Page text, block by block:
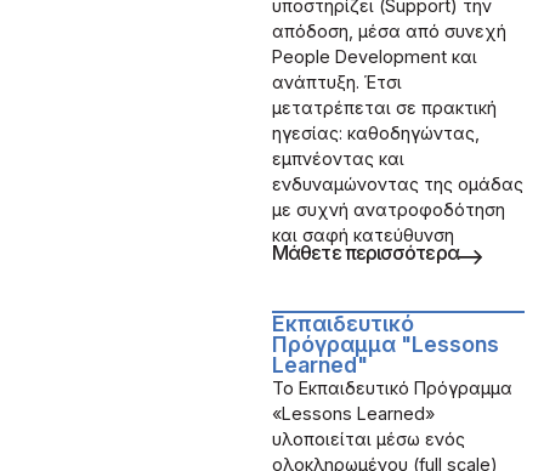
υποστηρίζει (Support) την
απόδοση, μέσα από συνεχή
People Development και
ανάπτυξη. Έτσι
μετατρέπεται σε πρακτική
ηγεσίας: καθοδηγώντας,
εμπνέοντας και
ενδυναμώνοντας της ομάδας
με συχνή ανατροφοδότηση
και σαφή κατεύθυνση
Μάθετε περισσότερα
Εκπαιδευτικό
Πρόγραμμα "Lessons
Learned"
Το Εκπαιδευτικό Πρόγραμμα
«Lessons Learned»
υλοποιείται μέσω ενός
ολοκληρωμένου (full scale)